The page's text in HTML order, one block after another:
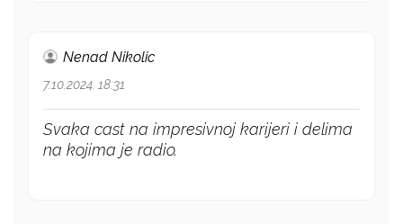
Nenad Nikolic
7.10.2024. 18:31
Svaka cast na impresivnoj karijeri i delima
na kojima je radio.